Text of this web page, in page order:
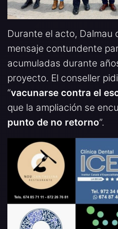
Durante el acto, Dalmau
mensaje contundente
acumuladas durante
proyecto. El conseller
“vacunarse contra el
que la ampliación se
punto de no retorno”.